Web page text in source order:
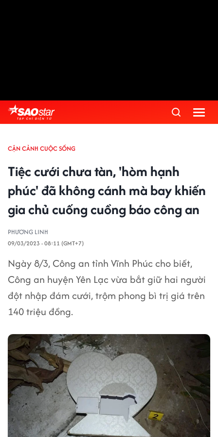
CẬN CẢNH CUỘC SỐNG
Tiệc cưới chưa tàn, 'hòm hạnh
phúc' đã không cánh mà bay khiến
gia chủ cuống cuồng báo công an
PHƯƠNG LINH
09/03/2023 - 08:11 (GMT+7)
Ngày 8/3, Công an tỉnh Vĩnh Phúc cho biết,
Công an huyện Yên Lạc vừa bắt giữ hai người
đột nhập đám cưới, trộm phong bì trị giá trên
140 triệu đồng.